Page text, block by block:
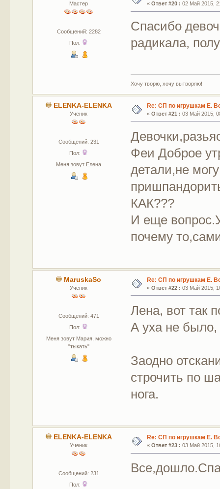
Мастер
Сообщений: 2282
Пол:
« Ответ #20 : 02 Май 2015,
Спасибо
радикала,
Хочу творю, хочу вытворяю!
ELENKA-ELENKA
Ученик
Сообщений: 231
Пол:
Меня зовут Елена
Re: СП по игрушкам Е.
« Ответ #21 : 03 Май 2015,
Феи Доброе
детали,не
КАК???
И еще
почему
MaruskaSo
Ученик
Сообщений: 471
Пол:
Меня зовут Мария, можно
"тыкать"
Re: СП по игрушкам Е.
« Ответ #22 : 03 Май 2015,
Лена, вот так
А уха не
Заодно
строчить по
нога.
ELENKA-ELENKA
Ученик
Сообщений: 231
Пол:
Re: СП по игрушкам Е.
« Ответ #23 : 03 Май 2015,